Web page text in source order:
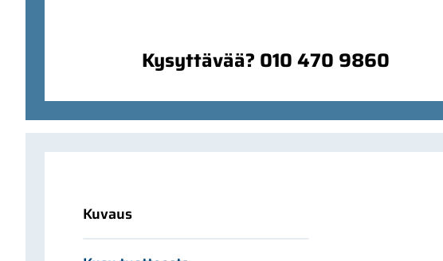
Kysyttävää? 010 470 9860
Kuvaus